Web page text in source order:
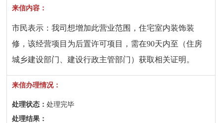
来信内容：
市民表示：我司想增加此营业范围，住宅室内装饰装
修，该经营项目为后置许可项目，需在90天内至（住房
城乡建设部门、建设行政主管部门）获取相关证明。
来信办理情况：
处理状态：处理完毕
处理结果：